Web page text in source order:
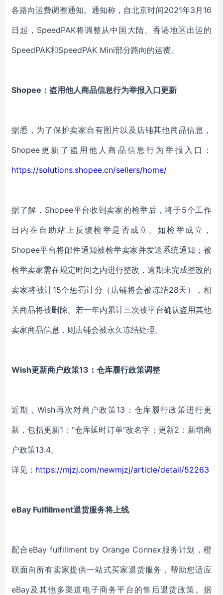
各路向运费调整通知。通知称，自北京时间2021年3月16
日起，SpeedPAK将调整从中国大陆、香港地区出运的
SpeedPAK和SpeedPAK Mini部分路向的运费。
Shopee：盗用他人商品信息行为举报入口更新
据悉，为了保护卖家自有图片以及店铺其他商品信息，
Shopee更新了盗用他人商品信息行为举报入口：
https://solutions.shopee.cn/sellers/home/
据了解，Shopee平台收到卖家的检举后，将于5个工作
日内在自助站上反馈检举是否成立。如检举成立，
Shopee平台将邮件通知被检举卖家并发送系统通知；被
检举卖家需在规定时间之内进行整改，逾期未完成整改的
卖家将被计15个惩罚计分（店铺将会被冻结28天），相
关商品将被删除。若一年内累计三次被平台确认盗用其他
卖家商品信息，则店铺会被永久冻结处理。
Wish更新商户政策13：仓库履行政策调整
近期，Wish再次对商户政策13：仓库履行政策进行更
新，包括更新1：“仓库延时订单”改名字；更新2：新增商
户政策13.4。
详见： https://mjzj.com/newmjzj/article/detail/52263
eBay Fulfillment退货服务将上线
配合eBay fulfillment by Orange Connex服务计划，橙
联面向所有卖家提供一站式买家退货服务，帮助您适应
eBay及其他多渠道电子商务平台的售后退货政策。据